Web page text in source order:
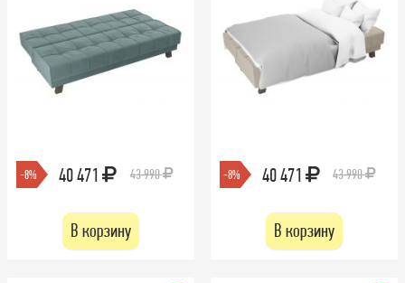
-8% 40 471 43 990
В корзину
-8% 40 471 43 990
В корзину